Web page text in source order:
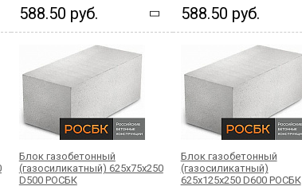
588.50 руб. 588.50 руб.
Блок газобетонный
(газосиликатный) 625x75x250
D500 РОСБК
Блок газобетонный
(газосиликатный)
625x125x250 D600 РОСБК